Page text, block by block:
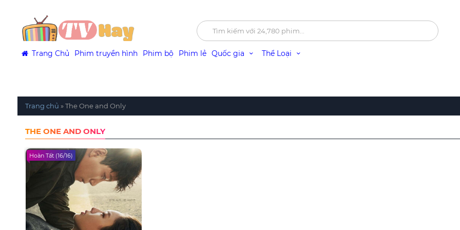
Trang Chủ Phim truyền hình Phim bộ Phim lẻ Quốc gia Thể Loại
Trang chủ »The One and Only
THE ONE AND ONLY
Hoàn Tất (16/16)